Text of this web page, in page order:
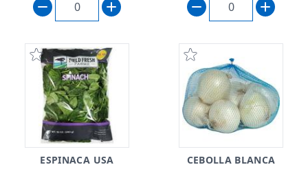
ESPINACA USA CEBOLLA BLANCA